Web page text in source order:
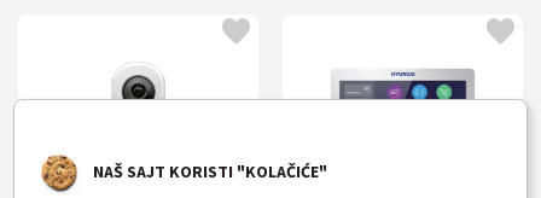
NAŠ SAJT KORISTI "KOLAČIĆE"